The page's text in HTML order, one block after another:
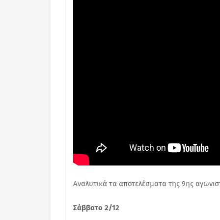
Αναλυτικά τα αποτελέσματα της 9ης
Σάββατο 2/12